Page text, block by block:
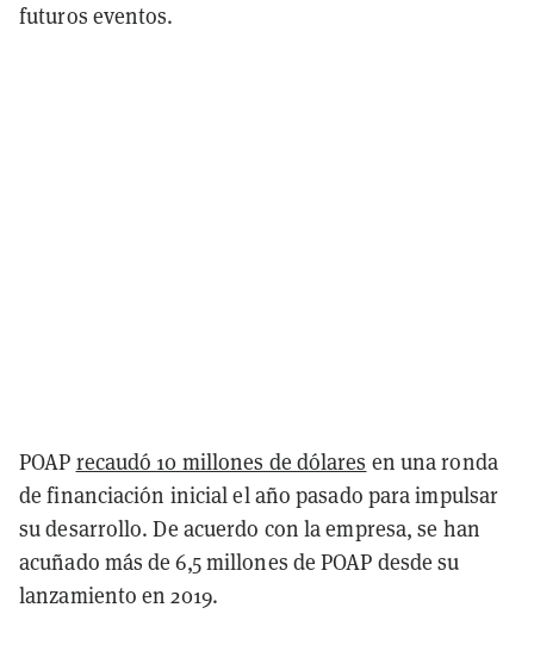
futuros eventos.
POAP recaudó 10 millones de dólares en una ronda
de financiación inicial el año pasado para impulsar
su desarrollo. De acuerdo con la empresa, se han
acuñado más de 6,5 millones de POAP desde su
lanzamiento en 2019.